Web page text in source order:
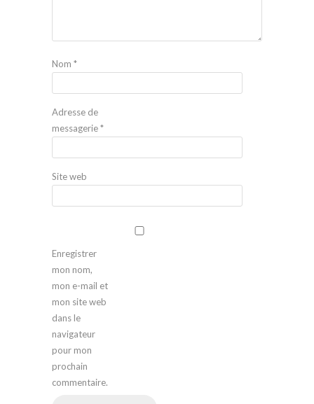
Nom *
Adresse de
messagerie*
Site web
Enregistrer
mon nom,
mon e-mail et
mon site web
dans le
navigateur
pour mon
prochain
commentaire.